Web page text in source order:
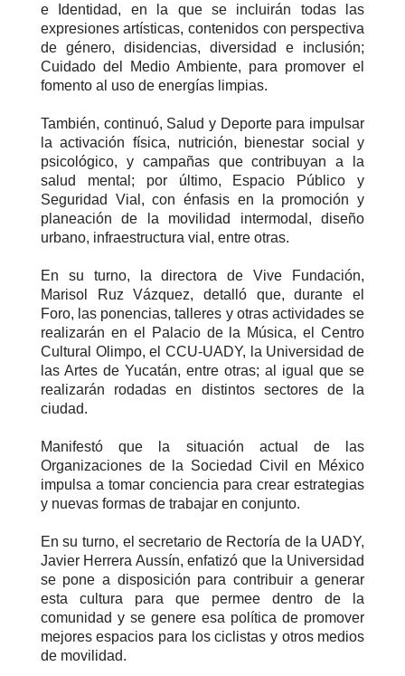
e Identidad, en la que se incluirán todas las
expresiones artísticas, contenidos con perspectiva
de género, disidencias, diversidad e inclusión;
Cuidado del Medio Ambiente, para promover el
fomento al uso de energías limpias.
También, continuó, Salud y Deporte para impulsar
la activación física, nutrición, bienestar social y
psicológico, y campañas que contribuyan a la
salud mental; por último, Espacio Público y
Seguridad Vial, con énfasis en la promoción y
planeación de la movilidad intermodal, diseño
urbano, infraestructura vial, entre otras.
En su turno, la directora de Vive Fundación,
Marisol Ruz Vázquez, detalló que, durante el
Foro, las ponencias, talleres y otras actividades se
realizarán en el Palacio de la Música, el Centro
Cultural Olimpo, el CCU-UADY, la Universidad de
las Artes de Yucatán, entre otras; al igual que se
realizarán rodadas en distintos sectores de la
ciudad.
Manifestó que la situación actual de las
Organizaciones de la Sociedad Civil en México
impulsa a tomar conciencia para crear estrategias
y nuevas formas de trabajar en conjunto.
En su turno, el secretario de Rectoría de la UADY,
Javier Herrera Aussín, enfatizó que la Universidad
se pone a disposición para contribuir a generar
esta cultura para que permee dentro de la
comunidad y se genere esa política de promover
mejores espacios para los ciclistas y otros medios
de movilidad.